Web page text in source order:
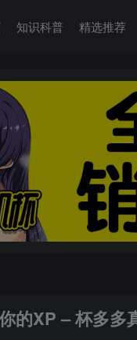
知识科普 精选推荐
的XP – 杯多多